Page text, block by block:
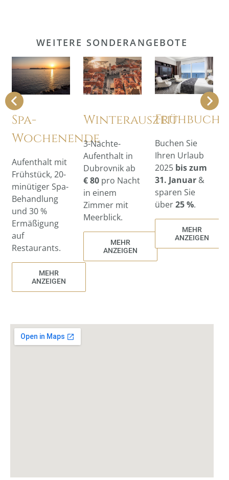
WEITERE SONDERANGEBOTE
Spa-
Wochenende
Aufenthalt mit
Frühstück, 20-
minütiger Spa-
Behandlung
und 30 %
Ermäßigung
auf
Restaurants.
MEHR
ANZEIGEN
Winterauszeit
3-Nächte-
Aufenthalt in
Dubrovnik ab
€ 80 pro Nacht
in einem
Zimmer mit
Meerblick.
MEHR
ANZEIGEN
Buchen Sie
Ihren Urlaub
2025 bis zum
31. Januar &
sparen Sie
über25 %.
MEHR
ANZEIGEN